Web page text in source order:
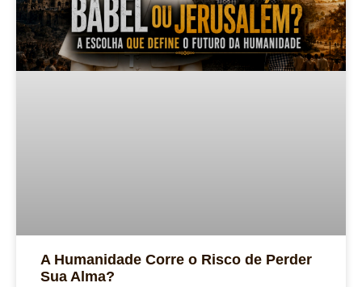
A Humanidade Corre o Risco de Perder
Sua Alma?